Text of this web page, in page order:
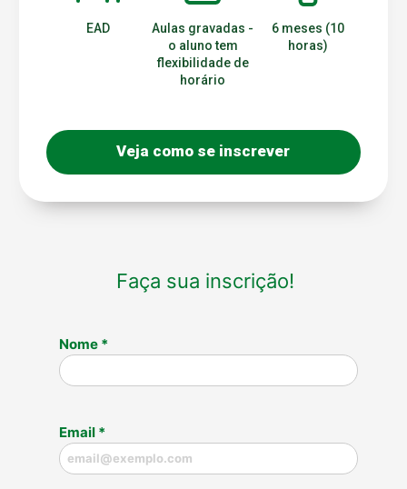
EAD
Aulas gravadas -
o aluno tem
flexibilidade de
horário
6 meses (10
horas)
Veja como se inscrever